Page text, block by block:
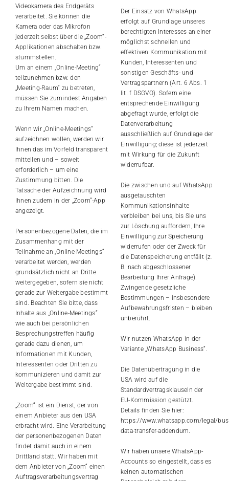
Videokamera des Endgeräts
verarbeitet. Sie können die
Kamera oder das Mikrofon
jederzeit selbst über die „Zoom“-
Applikationen abschalten bzw.
stummstellen.
Um an einem „Online-Meeting“
teilzunehmen bzw. den
„Meeting-Raum“ zu betreten,
müssen Sie zumindest Angaben
zu Ihrem Namen machen.
Wenn wir „Online-Meetings“
aufzeichnen wollen, werden wir
Ihnen das im Vorfeld transparent
mitteilen und – soweit
erforderlich – um eine
Zustimmung bitten. Die
Tatsache der Aufzeichnung wird
Ihnen zudem in der „Zoom“-App
angezeigt.
Personenbezogene Daten, die im
Zusammenhang mit der
Teilnahme an „Online-Meetings“
verarbeitet werden, werden
grundsätzlich nicht an Dritte
weitergegeben, sofern sie nicht
gerade zur Weitergabe bestimmt
sind. Beachten Sie bitte, dass
Inhalte aus „Online-Meetings“
wie auch bei persönlichen
Besprechungstreffen häufig
gerade dazu dienen, um
Informationen mit Kunden,
Interessenten oder Dritten zu
kommunizieren und damit zur
Weitergabe bestimmt sind.
„Zoom“ ist ein Dienst, der von
einem Anbieter aus den USA
erbracht wird. Eine Verarbeitung
der personenbezogenen Daten
findet damit auch in einem
Drittland statt. Wir haben mit
dem Anbieter von „Zoom“ einen
Auftragsverarbeitungsvertrag
Der Einsatz von WhatsApp
erfolgt auf Grundlage unseres
berechtigten Interesses an einer
möglichst schnellen und
effektiven Kommunikation mit
Kunden, Interessenten und
sonstigen Geschäfts- und
Vertragspartnern (Art. 6 Abs. 1
lit. f DSGVO). Sofern eine
entsprechende Einwilligung
abgefragt wurde, erfolgt die
Datenverarbeitung
ausschließlich auf Grundlage der
Einwilligung; diese ist jederzeit
mit Wirkung für die Zukunft
widerrufbar.
Die zwischen und auf WhatsApp
ausgetauschten
Kommunikationsinhalte
verbleiben bei uns, bis Sie uns
zur Löschung auffordern, Ihre
Einwilligung zur Speicherung
widerrufen oder der Zweck für
die Datenspeicherung entfällt (z.
B. nach abgeschlossener
Bearbeitung Ihrer Anfrage).
Zwingende gesetzliche
Bestimmungen – insbesondere
Aufbewahrungsfristen – bleiben
unberührt.
Wir nutzen WhatsApp in der
Variante „WhatsApp Business“.
Die Datenübertragung in die
USA wird auf die
Standardvertragsklauseln der
EU-Kommission gestützt.
Details finden Sie hier:
https://www.whatsapp.com/legal/
data-transfer-addendum
Wir haben unsere WhatsApp-
Accounts so eingestellt, dass es
keinen automatischen